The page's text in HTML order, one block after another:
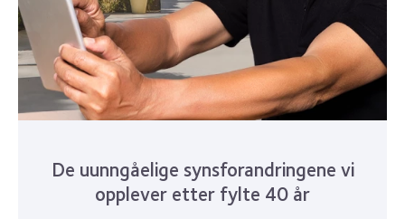
De uunngåelige synsforandringene vi
opplever etter fylte 40 år